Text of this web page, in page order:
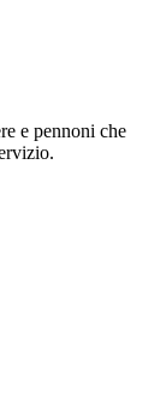
e pennoni che